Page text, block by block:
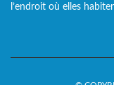
l’endroit où elles